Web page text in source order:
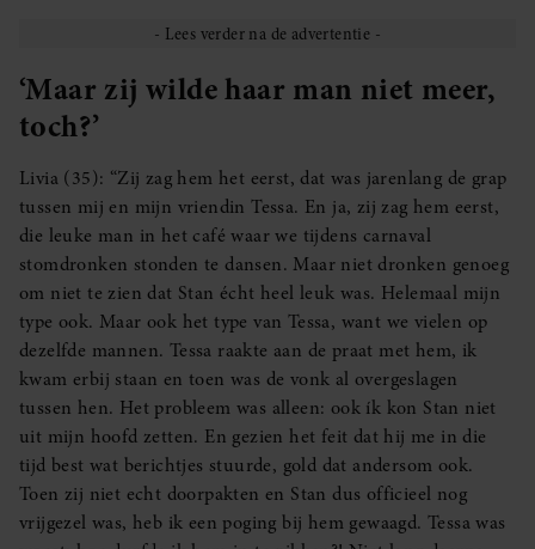
‘Maar zij wilde haar man niet meer,
toch?’
Livia (35): “Zij zag hem het eerst, dat was jarenlang de grap
tussen mij en mijn vriendin Tessa. En ja, zij zag hem eerst,
die leuke man in het café waar we tijdens carnaval
stomdronken stonden te dansen. Maar niet dronken genoeg
om niet te zien dat Stan écht heel leuk was. Helemaal mijn
type ook. Maar ook het type van Tessa, want we vielen op
dezelfde mannen. Tessa raakte aan de praat met hem, ik
kwam erbij staan en toen was de vonk al overgeslagen
tussen hen. Het probleem was alleen: ook ík kon Stan niet
uit mijn hoofd zetten. En gezien het feit dat hij me in die
tijd best wat berichtjes stuurde, gold dat andersom ook.
Toen zij niet echt doorpakten en Stan dus officieel nog
vrijgezel was, heb ik een poging bij hem gewaagd. Tessa was